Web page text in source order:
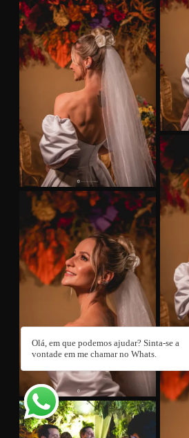
Olá, em que podemos ajudar? Sinta-se a
vontade em me chamar no Whats.